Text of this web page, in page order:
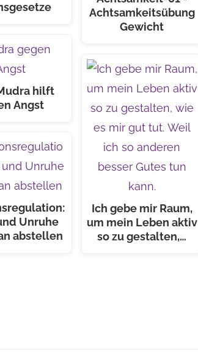
hilft
Angst
Unruhe
abstellen
Achtsamkeitsübung
Gewicht
Ich gebe mir Raum,
um mein Leben aktiv
so zu gestalten,…